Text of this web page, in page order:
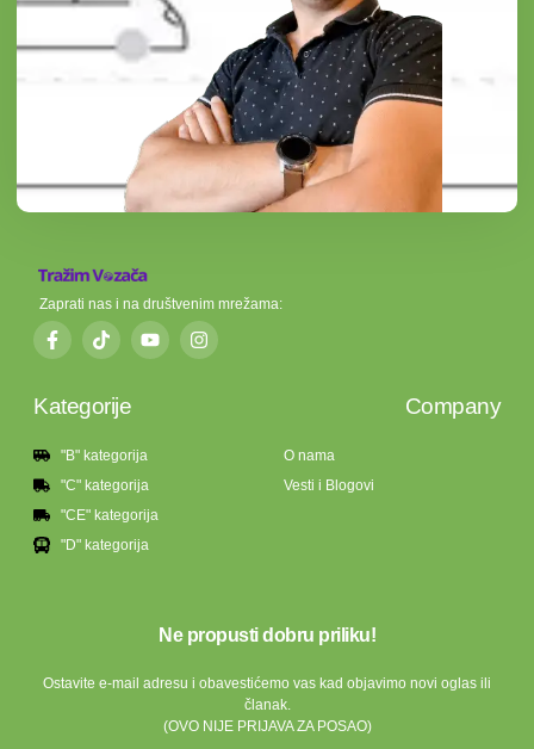
Zaprati nas i na društvenim mrežama:
Kategorije
"B" kategorija
"C" kategorija
"CE" kategorija
"D" kategorija
Company
O nama
Vesti i Blogovi
Ne propusti dobru priliku!
Ostavite e-mail adresu i obavestićemo vas kad objavimo novi oglas ili
članak.
(OVO NIJE PRIJAVA ZA POSAO)